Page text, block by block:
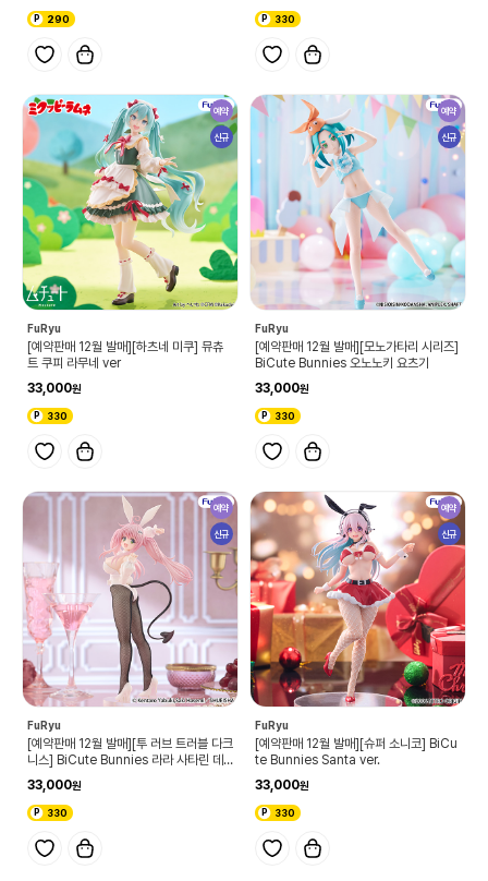
290 330
예약
신규
FuRyu
[예약판매 12월 발매][하츠네 미쿠] 뮤츄
트 쿠피 라무네 ver
33,000
330
예약
신규
FuRyu
[예약판매 12월 발매][모노가타리 시리즈]
BiCute Bunnies 오노노키 요츠기
33,000
330
예약
신규
FuRyu
[예약판매 12월 발매][투 러브 트러블 다크
니스] BiCute Bunnies 라라 사타린 데
33,000
330
예약
신규
FuRyu
[예약판매 12월 발매][슈퍼 소니코] BiCu
te Bunnies Santa ver.
33,000
330